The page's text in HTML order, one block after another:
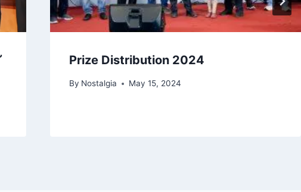
Prize Distribution 2024
By Nostalgia May 15, 2024